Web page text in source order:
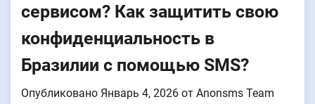
сервисом? Как защитить свою
конфиденциальность в
Бразилии с помощью SMS?
Опубликовано Январь 4, 2026 от Anonsms Team